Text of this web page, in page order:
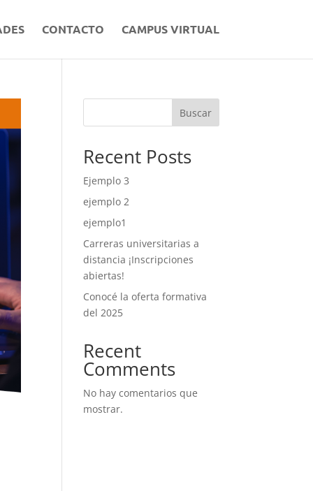
CONTACTO CAMPUS VIRTUAL
Buscar
Recent Posts
Ejemplo 3
ejemplo 2
ejemplo1
Carreras universitarias a
distancia ¡Inscripciones
abiertas!
Conocé la oferta formativa
del 2025
Recent
Comments
No hay comentarios que
mostrar.